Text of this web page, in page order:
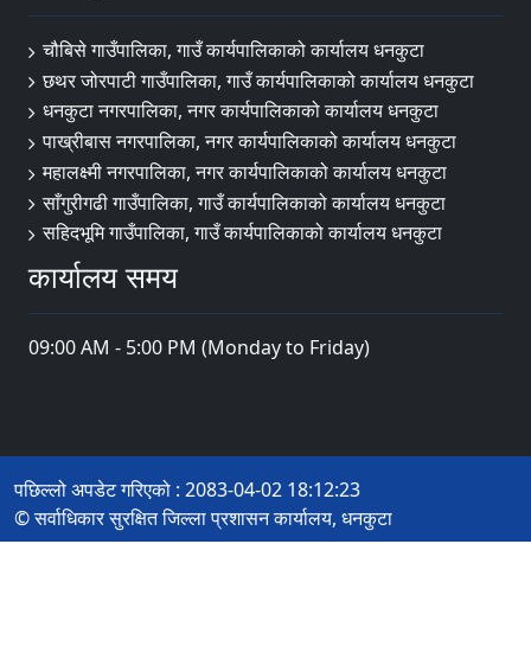
चौबिसे गाउँपालिका, गाउँ कार्यपालिकाको कार्यालय धनकुटा
छथर जोरपाटी गाउँपालिका, गाउँ कार्यपालिकाको कार्यालय धनकुटा
धनकुटा नगरपालिका, नगर कार्यपालिकाको कार्यालय धनकुटा
पाख्रीबास नगरपालिका, नगर कार्यपालिकाको कार्यालय धनकुटा
महालक्ष्मी नगरपालिका, नगर कार्यपालिकाको कार्यालय धनकुटा
साँगुरीगढी गाउँपालिका, गाउँ कार्यपालिकाको कार्यालय धनकुटा
सहिदभूमि गाउँपालिका, गाउँ कार्यपालिकाको कार्यालय धनकुटा
कार्यालय समय
09:00 AM - 5:00 PM (Monday to Friday)
पछिल्लो अपडेट गरिएको : 2083-04-02 18:12:23
© सर्वाधिकार सुरक्षित जिल्ला प्रशासन कार्यालय, धनकुटा